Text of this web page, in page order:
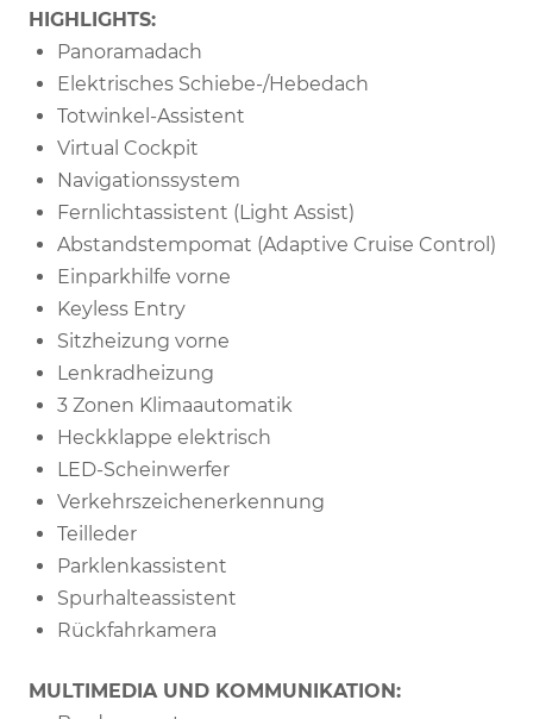
HIGHLIGHTS:
Panoramadach
Elektrisches Schiebe-/Hebedach
Totwinkel-Assistent
Virtual Cockpit
Navigationssystem
Fernlichtassistent (Light Assist)
Abstandstempomat (Adaptive Cruise Control)
Einparkhilfe vorne
Keyless Entry
Sitzheizung vorne
Lenkradheizung
3 Zonen Klimaautomatik
Heckklappe elektrisch
LED-Scheinwerfer
Verkehrszeichenerkennung
Teilleder
Parklenkassistent
Spurhalteassistent
Rückfahrkamera
MULTIMEDIA UND KOMMUNIKATION: